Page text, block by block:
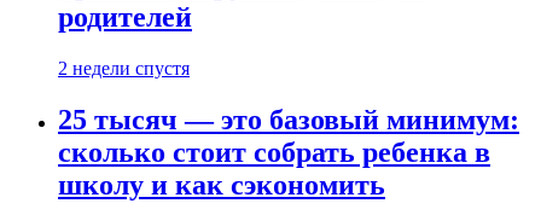
родителей
2 недели спустя
25 тысяч — это базовый минимум:
сколько стоит собрать ребенка в
школу и как сэкономить